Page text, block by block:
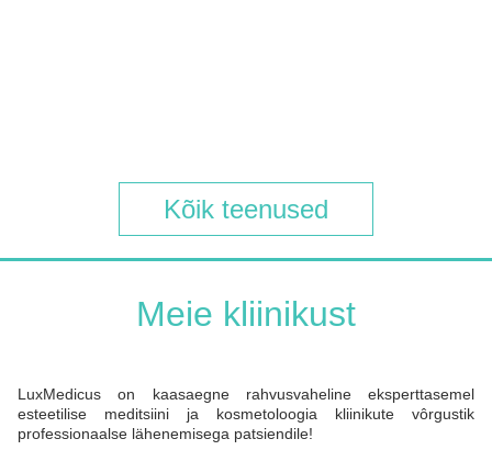
Kõik teenused
Meie kliinikust
LuxMedicus on kaasaegne rahvusvaheline eksperttasemel
esteetilise meditsiini ja kosmetoloogia kliinikute vôrgustik
professionaalse lähenemisega patsiendile!